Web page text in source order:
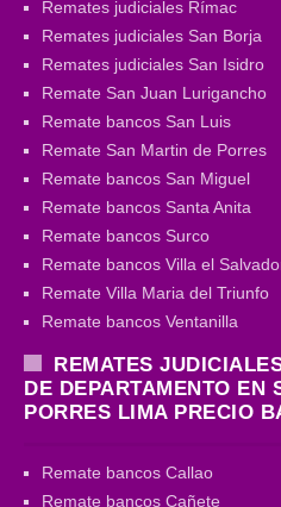
Remates judiciales Rímac
Remates judiciales San Borja
Remates judiciales San Isidro
Remate San Juan Lurigancho
Remate bancos San Luis
Remate San Martin de Porres
Remate bancos San Miguel
Remate bancos Santa Anita
Remate bancos Surco
Remate bancos Villa el
Remate Villa Maria del Triunfo
Remate bancos Ventanilla
REMATES
DE DEPARTAMENTO EN
PORRES LIMA PRECIO
Remate bancos Callao
Remate bancos Cañete